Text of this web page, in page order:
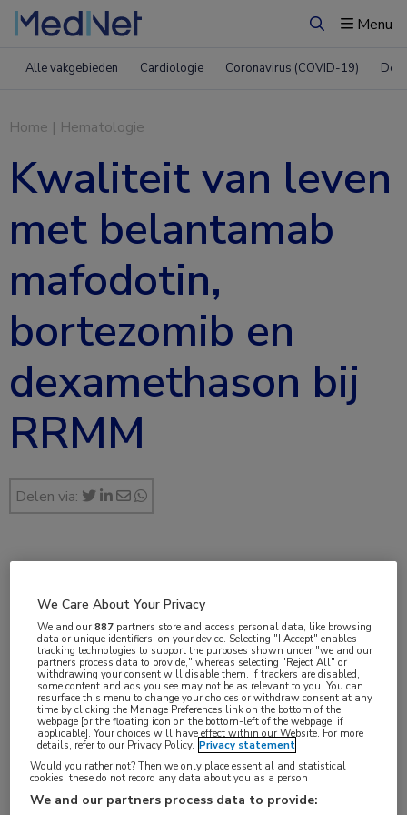
ZoekenMenu
Alle vakgebieden Cardiologie Coronavirus (COVID-19)
Home | Hematologie
Kwaliteit van leven
met belantamab
mafodotin,
bortezomib en
dexamethason bij
RRMM
Delen via:
Dr. Sanne Claessens
Vakgebieden:
Hematologie
Aandachtsgebieden:
MM
We Care About Your Privacy
We and our887 partners store and access personal data, like browsing
data or unique identifiers, on your device. Selecting "I Accept" enables
tracking technologies to support the purposes shown under "we and our
partners process data to provide," whereas selecting "Reject All" or
withdrawing your consent will disable them. If trackers are disabled,
some content and ads you see may not be as relevant to you. You can
resurface this menu to change your choices or withdraw consent at any
time by clicking the Manage Preferences link on the bottom of the
webpage [or the floating icon on the bottom-left of the webpage, if
applicable]. Your choices will have effect within our Website. For more
details, refer to our Privacy Policy. Privacy statement
Would you rather not? Then we only place essential and statistical
cookies, these do not record any data about you as a person
We and our partners process data to provide: